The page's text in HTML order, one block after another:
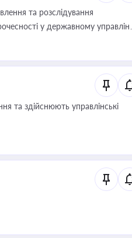
та розслідування
у державному управлінні
та здійснюють управлінські